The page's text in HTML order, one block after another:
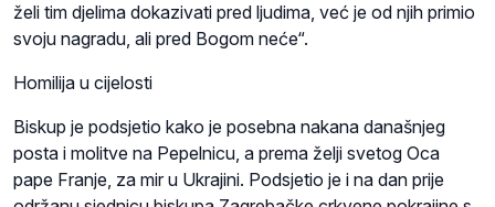
želi tim djelima dokazivati pred ljudima, već je od njih primio
svoju nagradu, ali pred Bogom neće“.
Homilija u cijelosti
Biskup je podsjetio kako je posebna nakana današnjeg
posta i molitve na Pepelnicu, a prema želji svetog Oca
pape Franje, za mir u Ukrajini. Podsjetio je i na dan prije